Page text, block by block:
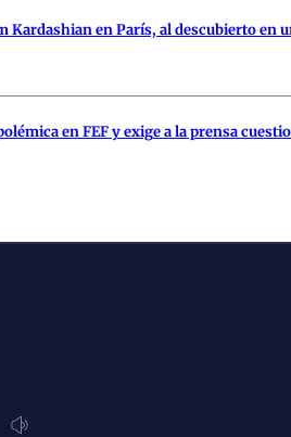
Kardashian en París, al descubierto en
en FEF y exige a la prensa